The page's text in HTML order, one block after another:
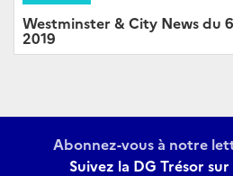
Westminster & City News du
2019
Abonnez-vous à notre
Suivez la DG Trésor sur